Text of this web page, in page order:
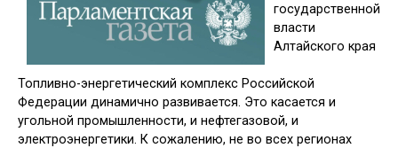
государственной
власти
Алтайского края
Топливно-энергетический комплекс Российской
Федерации динамично развивается. Это касается и
угольной промышленности, и нефтегазовой, и
электроэнергетики. К сожалению, не во всех регионах